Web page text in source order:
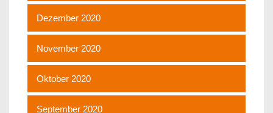
Dezember 2020
November 2020
Oktober 2020
September 2020